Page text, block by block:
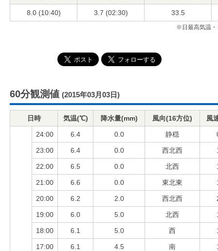
8.0 (10:40) 3.7 (02:30) 33.5
※日最高気温・
60分観測値 (2015年03月03日)
日時 気温(℃) 降水量(mm) 風向(16方位) 風
24:00 6.4 0.0 静穏
23:00 6.4 0.0 西北西
22:00 6.5 0.0 北西
21:00 6.6 0.0 東北東
20:00 6.2 2.0 西北西
19:00 6.0 5.0 北西
18:00 6.1 5.0 西
17:00 6.1 4.5 南